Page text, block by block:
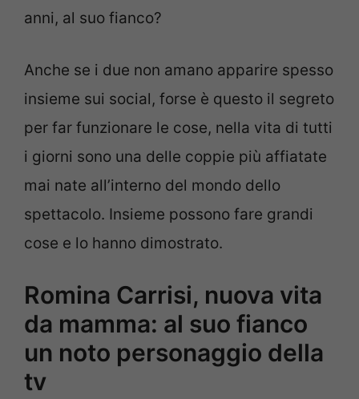
anni, al suo fianco?
Anche se i due non amano apparire spesso
insieme sui social, forse è questo il segreto
per far funzionare le cose, nella vita di tutti
i giorni sono una delle coppie più affiatate
mai nate all’interno del mondo dello
spettacolo. Insieme possono fare grandi
cose e lo hanno dimostrato.
Romina Carrisi, nuova vita
da mamma: al suo fianco
un noto personaggio della
tv